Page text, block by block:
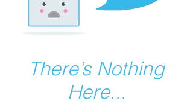
There’s Nothing
Here...